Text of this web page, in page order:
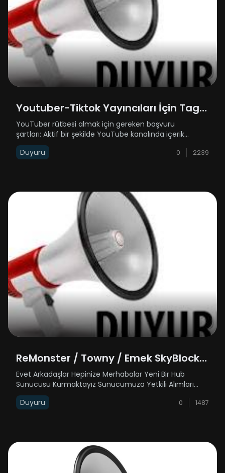
Youtuber-Tiktok Yayıncıları İçin Tag
İsteyenlere Duyuru
YouTuber rütbesi almak için gereken başvuru
şartları: Aktif bir şekilde YouTube kanalında içerik
üretiyor olman gerekiyor.5.000 aboneye sahip olman
gerekiyor.5.000 abonenin yanında attığın her bir
Duyuru 0 2239
ReMonster / Towny / Emek SkyBlock /
Yetkili Alımı
Evet Arkadaşlar Hepinize Merhabalar Yeni Bir Hub
Sunucusu Kurmaktayız Sunucumuza Yetkili Alımları
Olacaktır / Towny - Emek SkyBlock / Sunucularımıza
Rehber Ve Moderatör Alımları Olacaktır Discord
Duyuru 0 1487